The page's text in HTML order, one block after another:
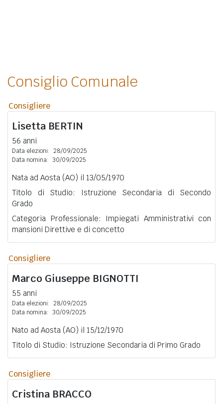
Consiglio Comunale
Consigliere
Lisetta BERTIN
56 anni
Data elezioni: 28/09/2025
Data nomina: 30/09/2025
Nata ad Aosta (AO) il 13/05/1970
Titolo di Studio: Istruzione Secondaria di Secondo
Grado
Categoria Professionale: Impiegati Amministrativi con
mansioni Direttive e di concetto
Consigliere
Marco Giuseppe BIGNOTTI
55 anni
Data elezioni: 28/09/2025
Data nomina: 30/09/2025
Nato ad Aosta (AO) il 15/12/1970
Titolo di Studio: Istruzione Secondaria di Primo Grado
Consigliere
Cristina BRACCO